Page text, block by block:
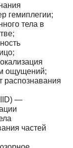
гемиплегии;
тела в
ощущений;
—
частей